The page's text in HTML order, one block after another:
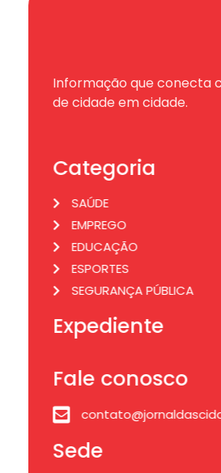
Informação que conecta
de cidade em cidade.
Categoria
SAÚDE
EMPREGO
EDUCAÇÃO
ESPORTES
SEGURANÇA PÚBLICA
Expediente
Fale conosco
Sede